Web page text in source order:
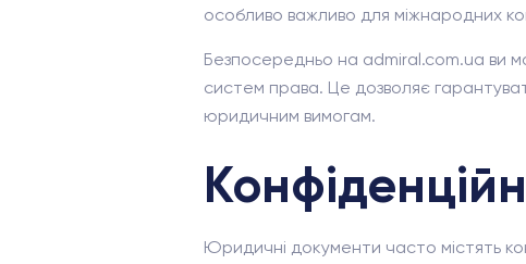
особливо важливо для міжнародних
Безпосередньо на admiral.com.ua ви
систем права. Це дозволяє
юридичним вимогам.
Юридичні документи часто містять